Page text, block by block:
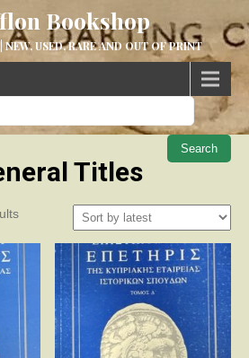
Bookshop
NEW, USED, RARE AND OUT OF PRINT
When
Titles
Sorted